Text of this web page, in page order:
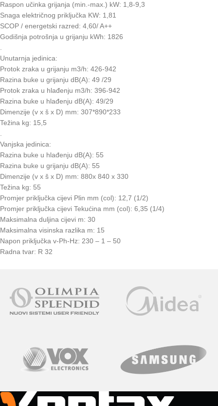
Raspon učinka grijanja (min.-max.) kW: 1,8-9,3
Snaga električnog priključka KW: 1,81
SCOP / energetski razred: 4,60/ A++
Godišnja potrošnja u grijanju kWh: 1826
.
Unutarnja jedinica:
Protok zraka u grijanju m3/h: 426-942
Razina buke u grijanju dB(A): 49 /29
Protok zraka u hlađenju m3/h: 396-942
Razina buke u hlađenju dB(A): 49/29
Dimenzije (v x š x D) mm: 307*890*233
Težina kg: 15,5
.
Vanjska jedinica:
Razina buke u hlađenju dB(A): 55
Razina buke u grijanju dB(A): 55
Dimenzije (v x š x D) mm: 880x 840 x 330
Težina kg: 55
Promjer priključka cijevi Plin mm (col): 12,7 (1/2)
Promjer priključka cijevi Tekućina mm (col): 6,35 (1/4)
Maksimalna duljina cijevi m: 30
Maksimalna visinska razlika m: 15
Napon priključka v-Ph-Hz: 230 – 1 – 50
Radna tvar: R 32